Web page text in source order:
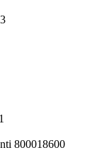
800018600